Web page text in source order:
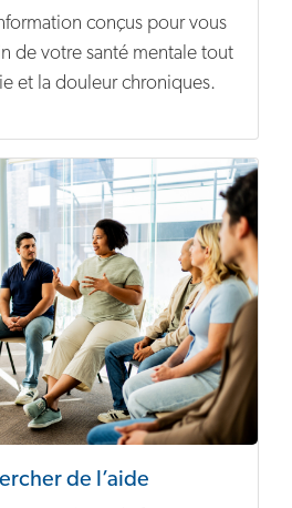
conçus pour vous
de votre santé mentale tout
et la douleur chroniques.
de l’aide